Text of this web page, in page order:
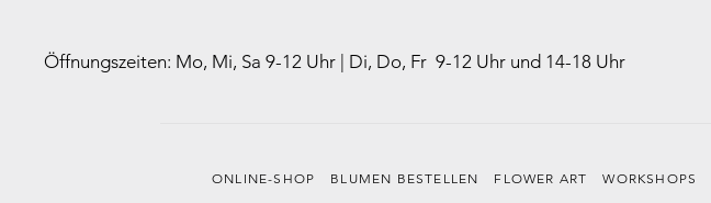
Öffnungszeiten: Mo, Mi, Sa 9-12 Uhr | Di, Do, Fr 9-12 Uhr und 14-18 Uhr
ONLINE-SHOP BLUMEN BESTELLEN FLOWER ART WORKSHOPS